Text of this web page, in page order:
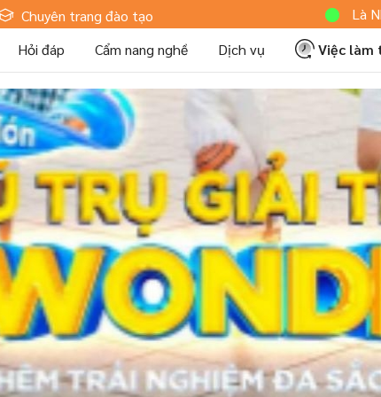
Chuyên trang đào tạo Hoteljob MV: "Tôi Là Nhân Viên
Hỏi đáp Cẩm nang nghề Dịch vụ
Việc làm